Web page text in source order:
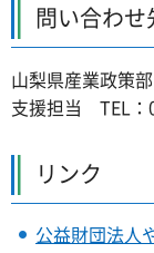
問い合わせ
山梨県産業政策
支援担当 TEL：
リンク
公益財団法人